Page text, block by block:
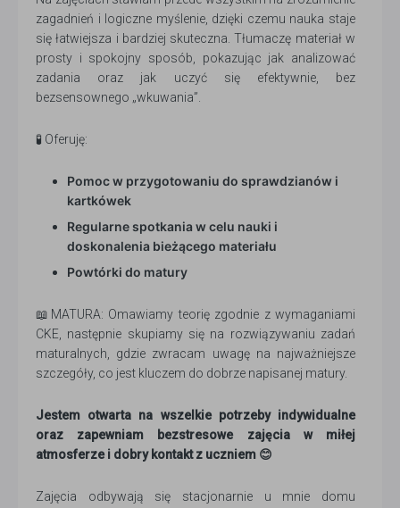
zagadnień i logiczne myślenie, dzięki czemu nauka staje
się łatwiejsza i bardziej skuteczna. Tłumaczę materiał w
prosty i spokojny sposób, pokazując jak analizować
zadania oraz jak uczyć się efektywnie, bez
bezsensownego „wkuwania”.
🧪 Oferuję:
Pomoc w przygotowaniu do sprawdzianów i
kartkówek
Regularne spotkania w celu nauki i
doskonalenia bieżącego materiału
Powtórki do matury
📖MATURA: Omawiamy teorię zgodnie z wymaganiami
CKE, następnie skupiamy się na rozwiązywaniu zadań
maturalnych, gdzie zwracam uwagę na najważniejsze
szczegóły, co jest kluczem do dobrze napisanej matury.
Jestem otwarta na wszelkie potrzeby indywidualne
oraz zapewniam bezstresowe zajęcia w miłej
atmosferze i dobry kontakt z uczniem 😊
Zajęcia odbywają się stacjonarnie u mnie domu